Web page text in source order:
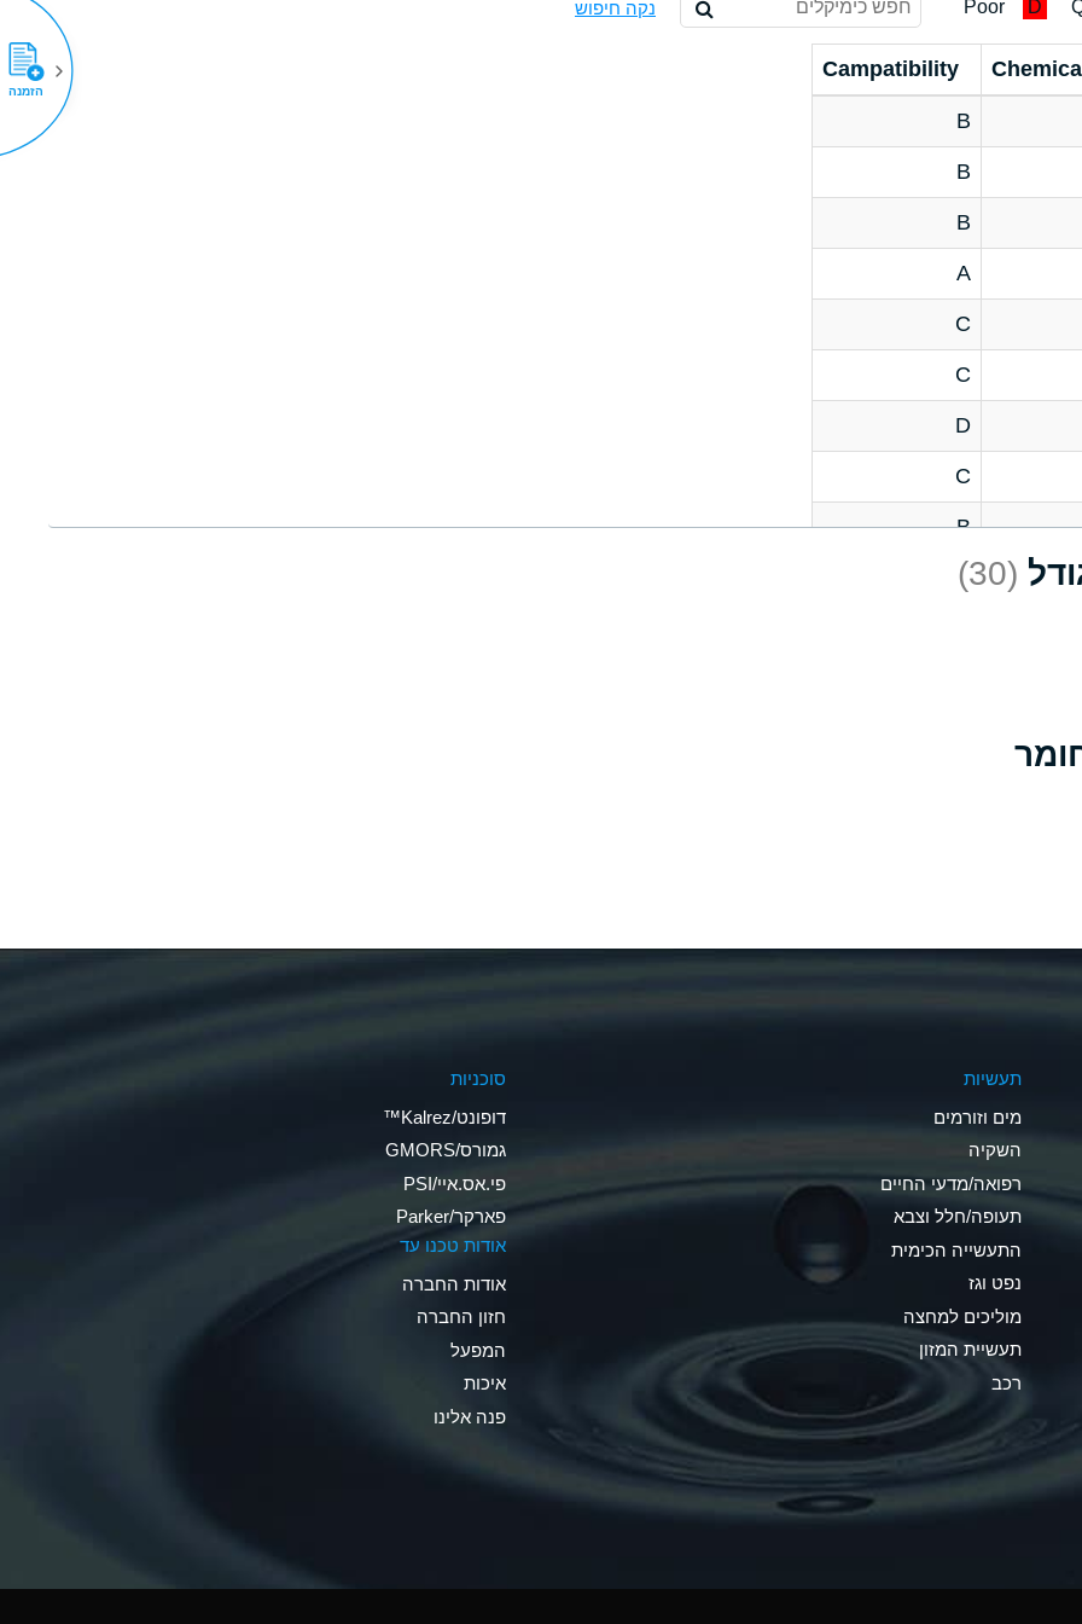
D
Poor נקה חיפוש
Chemical
Campatibility
B
B
B
A
C
C
D
C
B
D
C
A
*
A
B
(30)
תעשיות
מים וזורמים
השקיה
רפואה/מדעי החיים
תעופה/חלל וצבא
התעשייה הכימית
נפט וגז
מוליכים למחצה
תעשיית המזון
רכב
סוכניות
דופונט/Kalrez™
גמורס/GMORS
פי.אס.איי/PSI
פארקר/Parker
אודות טכנו עד
אודות החברה
חזון החברה
המפעל
איכות
פנה אלינו
הזמנה